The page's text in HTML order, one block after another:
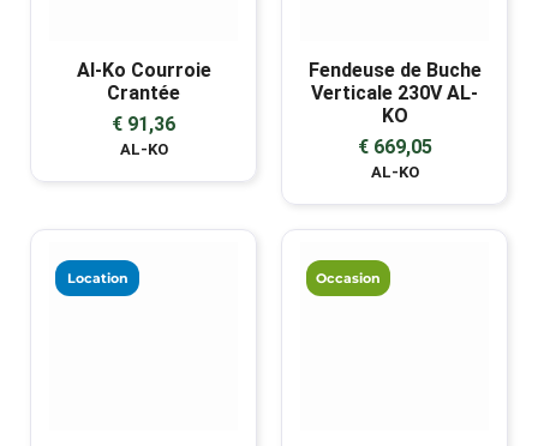
Al-Ko Courroie
Crantée
€ 91,36
AL-KO
Fendeuse de Buche
Verticale 230V AL-
KO
€ 669,05
AL-KO
Location Occasion